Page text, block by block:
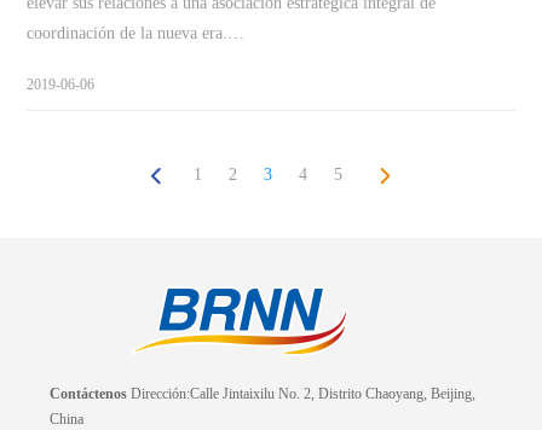
coordinación de la nueva era.…
2019-06-06
1 2 3 4 5
Contáctenos Dirección:Calle Jintaixilu No. 2, Distrito Chaoyang, Beijing,
China